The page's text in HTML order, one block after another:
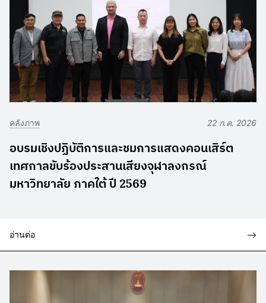
คลังภาพ 22 ก.ค. 2026
อบรมเชิงปฏิบัติการและชมการแสดงคอนเสิร์ต
เทศกาลขับร้องประสานเสียงจุฬาลงกรณ์
มหาวิทยาลัย ภาคใต้ ปี 2569
อ่านต่อ